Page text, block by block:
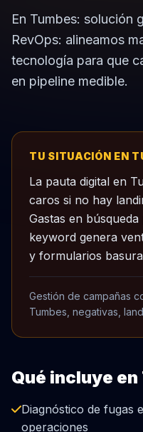
En Tumbes: solución
RevOps: alineamos
tecnología para que
en pipeline medible.
TU SITUACIÓN EN
La pauta digital en
caros si no hay
Gastas en
keyword genera
y formularios
Gestión de campañas
Tumbes, negativas,
Qué incluye en
Diagnóstico de fugas
operaciones